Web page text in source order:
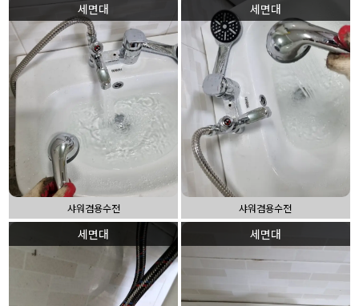
세면대
샤워겸용수전
세면대
샤워겸용수전
세면대 세면대